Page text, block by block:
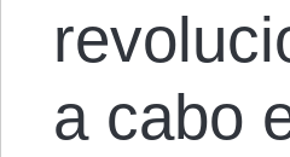
a cabo